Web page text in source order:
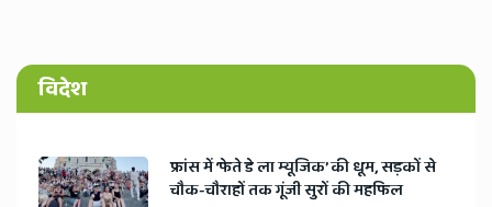
विदेश
​फ्रांस में ‘फेते डे ला म्यूजिक’ की धूम, सड़कों से
चौक-चौराहों तक गूंजी सुरों की महफिल